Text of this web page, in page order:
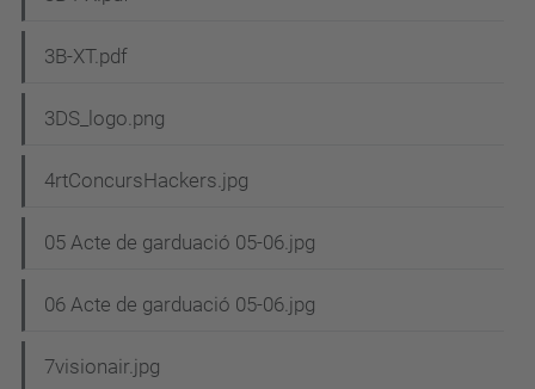
3B-XT.pdf
3DS_logo.png
4rtConcursHackers.jpg
05 Acte de garduació 05-06.jpg
06 Acte de garduació 05-06.jpg
7visionair.jpg